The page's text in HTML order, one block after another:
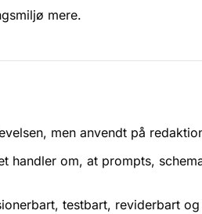
mere.
men anvendt på
handler om, at prompts,
testbart, reviderbart